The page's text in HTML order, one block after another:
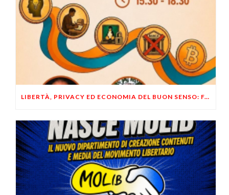
LIBERTÀ, PRIVACY ED ECONOMIA DEL BUON SENSO: FACCO E MUSUMECI A CASALECCHIO DI RENO (BO)